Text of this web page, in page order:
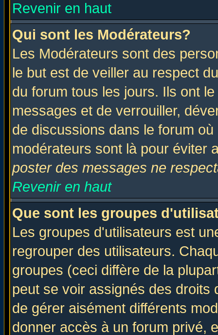
Revenir en haut
Qui sont les Modérateurs?
Les Modérateurs sont des
le but est de veiller au respect
du forum tous les jours. Ils ont
messages et de verrouiller,
de discussions dans le forum
modérateurs sont là pour éviter
poster des messages ne
Revenir en haut
Que sont les groupes
Les groupes d'utilisateurs est
regrouper des utilisateurs.
groupes (ceci diffère de la
peut se voir assignés des
de gérer aisément différents
donner accès à un forum privé,